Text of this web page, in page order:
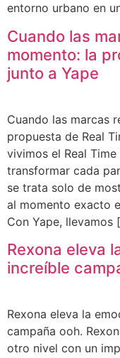
entorno urbano en
Cuando las
momento: la
junto a Yape
Cuando las marcas
propuesta de Real
vivimos el Real
transformar cada
se trata solo de
al momento exacto
Con Yape, llevamos
Rexona eleva
increíble
Rexona eleva la
campaña ooh.
otro nivel con un